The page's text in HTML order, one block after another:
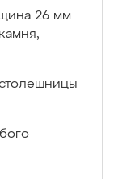
26 мм